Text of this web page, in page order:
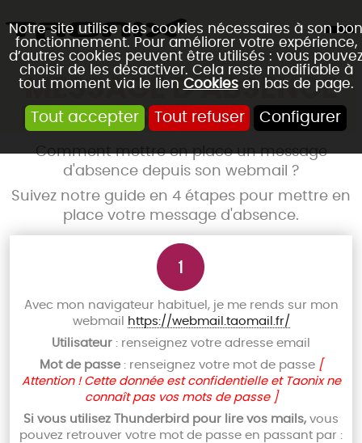
Notre site utilise des cookies nécessaires à son bon
fonctionnement. Pour améliorer votre expérience,
d’autres cookies peuvent être utilisés : vous
choisir de les désactiver. Cela reste modifiable à
tout moment via le lien Cookiesen bas de page.
Tout accepter Tout refuser Configurer
MESSAGE D'ABSENCE
DEPUIS SON WEBMAIL
Comment mettre en place un message
d'absence depuis son webmail ?
Suivez notre guide en 4 étapes pour mettre en
place votre message d'absence.
Avec mon navigateur habituel, je me rends sur mon
webmail
https://webmail.taomail.fr/
Utilisateur : renseignez votre adresse email
Mot de passe: renseignez votre mot de passe [
Attention ! Cette donnée est confidentielle et Taonix ne
connaît pas vos mots de passe ]
Si vous utilisez Thunderbird pour lire vos mails, vous
pouvez retrouver votre mot de passe en passant par :